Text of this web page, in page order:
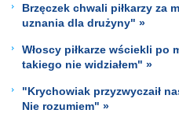
Brzęczek chwali piłkarzy za
uznania dla drużyny" »
Włoscy piłkarze wściekli po
takiego nie widziałem" »
"Krychowiak przyzwyczaił
Nie rozumiem" »